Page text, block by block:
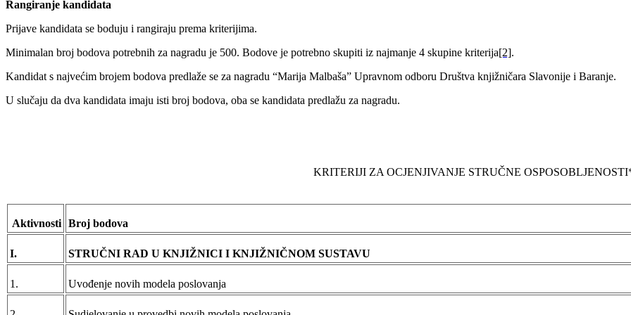
Rangiranje kandidata
Prijave kandidata se boduju i rangiraju prema kriterijima.
Minimalan broj bodova potrebnih za nagradu je 500. Bodove je potrebno skupiti iz najmanje 4 skupine kriterija[2].
Kandidat s najvećim brojem bodova predlaže se za nagradu “Marija Malbaša” Upravnom odboru Društva knjižničara Slavonije i Baranje.
U slučaju da dva kandidata imaju isti broj bodova, oba se kandidata predlažu za nagradu.
KRITERIJI ZA OCJENJIVANJE STRUČNE
Aktivnosti Broj bodova
I. STRUČNI RAD U KNJIŽNICI I KNJIŽNIČNOM SUSTAVU
1. Uvođenje novih modela poslovanja